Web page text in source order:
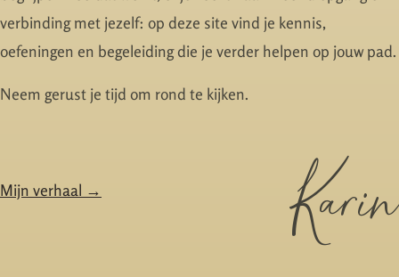
verbinding met jezelf: op deze site vind je kennis,
oefeningen en begeleiding die je verder helpen op jouw pad.
Neem gerust je tijd om rond te kijken.
Mijn verhaal → Karin